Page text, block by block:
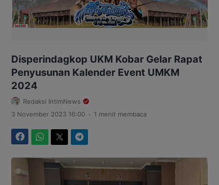
Disperindagkop UKM Kobar Gelar Rapat
Penyusunan Kalender Event UMKM
2024
Redaksi IntimNews
3 November 2023 16:00 . 1 menit membaca